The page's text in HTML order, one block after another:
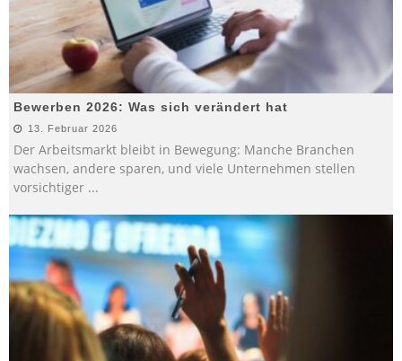
Bewerben 2026: Was sich verändert hat
13. Februar 2026
Der Arbeitsmarkt bleibt in Bewegung: Manche Branchen
wachsen, andere sparen, und viele Unternehmen stellen
vorsichtiger ...